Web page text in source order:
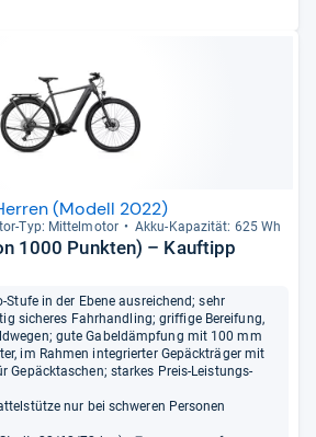
(Modell 2022)
​Typ: Mit­tel­mo­tor Akku-​Kapa­zi­tät: 625 Wh
1000 Punkten) – Kauftipp
Stufe in der Ebene ausreichend; sehr
sicheres Fahrhandling; griffige Bereifung,
gute Gabeldämpfung mit 100 mm
im Rahmen integrierter Gepäckträger mit
Gepäcktaschen; starkes Preis-Leistungs-
nur bei schweren Personen